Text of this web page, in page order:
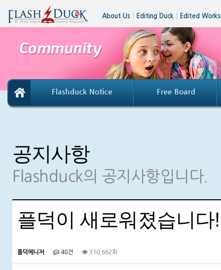
About Us Editing Duck Edited
공지사항
Flashduck의 공지사항입니다.
플덕이 새로워졌습니다!
플덕메니저 48건 310,662회